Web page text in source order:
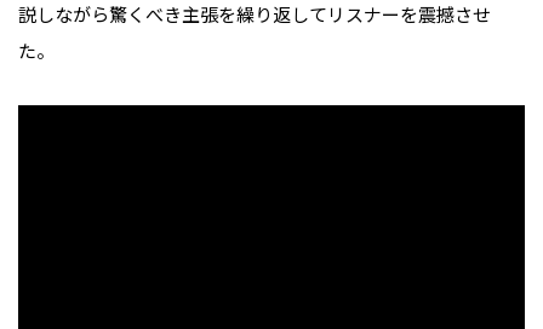
説しながら驚くべき主張を繰り返してリスナーを震撼させ
た。